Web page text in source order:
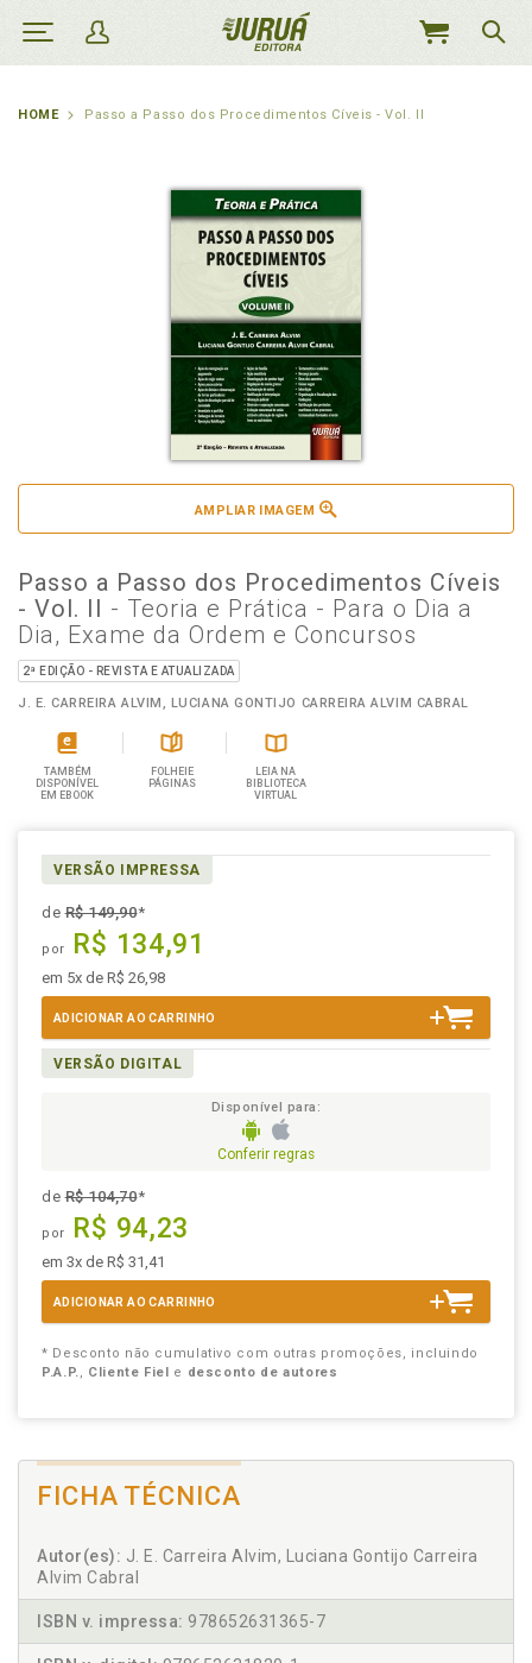
MEU
HOME Passo a Passo dos Procedimentos Cíveis - Vol. II
AMPLIAR IMAGEM
Passo a Passo dos Procedimentos Cíveis
- Vol. II - Teoria e Prática - Para o Dia a
Dia, Exame da Ordem e Concursos
2ª EDIÇÃO - REVISTA E ATUALIZADA
J. E. CARREIRA ALVIM, LUCIANA GONTIJO CARREIRA ALVIM CABRAL
TAMBÉM
DISPONÍVEL
EM EBOOK
FOLHEIE
PÁGINAS
LEIA NA
BIBLIOTECA
VIRTUAL
VERSÃO IMPRESSA
deR$ 149,90*
por R$ 134,91
em 5x de R$ 26,98
ADICIONAR AO CARRINHO
VERSÃO DIGITAL
Disponível para:
Conferir regras
deR$ 104,70*
por R$ 94,23
em 3x de R$ 31,41
ADICIONAR AO CARRINHO
* Desconto não cumulativo com outras promoções, incluindo
P.A.P., Cliente Fiel e desconto de autores
FICHA TÉCNICA
Autor(es): J. E. Carreira Alvim, Luciana Gontijo Carreira
Alvim Cabral
ISBN v. impressa: 978652631365-7